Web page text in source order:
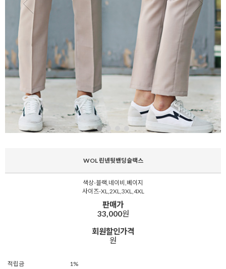
WOL 린넨뒷밴딩슬랙스
색상-블랙,네이비,베이지
사이즈-XL,2XL,3XL,4XL
판매가
33,000원
회원할인가격
원
적립금
1%